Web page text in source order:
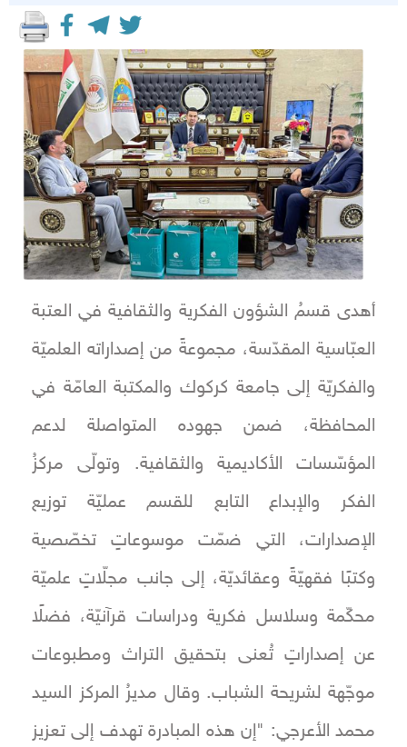
أهدى قسمُ الشؤون الفكرية والثقافية في العتبة
العبّاسية المقدّسة، مجموعةً من إصداراته العلميّة
والفكريّة إلى جامعة كركوك والمكتبة العامّة في
المحافظة، ضمن جهوده المتواصلة لدعم
المؤسّسات الأكاديمية والثقافية. وتولّى مركزُ
الفكر والإبداع التابع للقسم عمليّة توزيع
الإصدارات، التي ضمّت موسوعاتٍ تخصّصية
وكتبًا فقهيّةً وعقائديّة، إلى جانب مجلّاتٍ علميّة
محكّمة وسلاسل فكرية ودراسات قرآنيّة، فضلًا
عن إصداراتٍ تُعنى بتحقيق التراث ومطبوعات
موجّهة لشريحة الشباب. وقال مديرُ المركز السيد
محمد الأعرجي: "إن هذه المبادرة تهدف إلى تعزيز